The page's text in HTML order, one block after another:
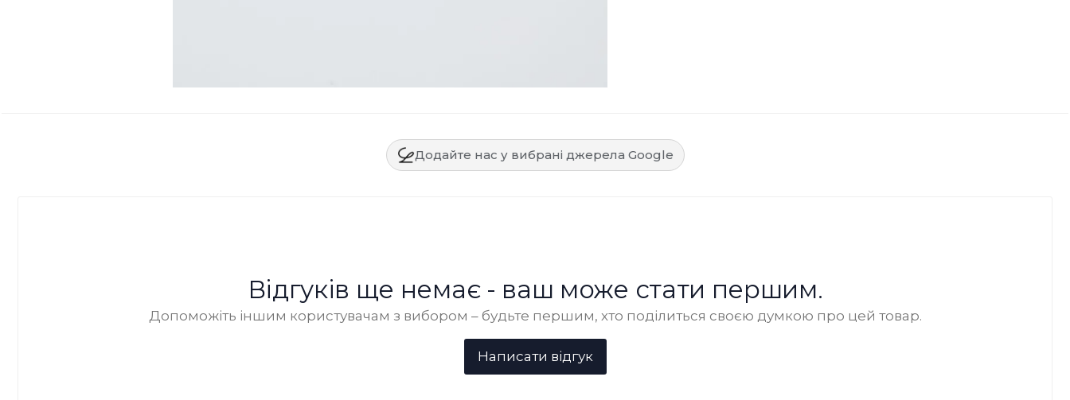
Додайте нас у вибрані джерела Google
Відгуків ще немає - ваш може стати першим.
Допоможіть іншим користувачам з вибором – будьте першим, хто поділиться своєю думкою про цей товар.